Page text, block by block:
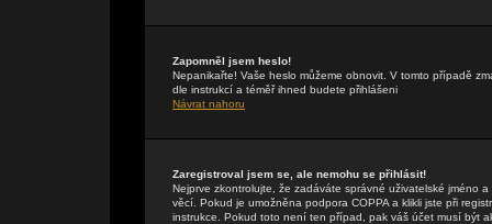
Zapomněl jsem heslo!
Nepanikařte! Vaše heslo můžeme obnovit. V tomto případě
dle instrukcí a téměř ihned budete přihlášeni
Návrat nahoru
Zaregistroval jsem se, ale nemohu se přihlásit!
Nejprve zkontrolujte, že zadáváte správné uživatelské jméno
věcí. Pokud je umožněna podpora COPPA a klikli jste při
instrukce. Pokud toto není ten případ, pak váš účet musí být